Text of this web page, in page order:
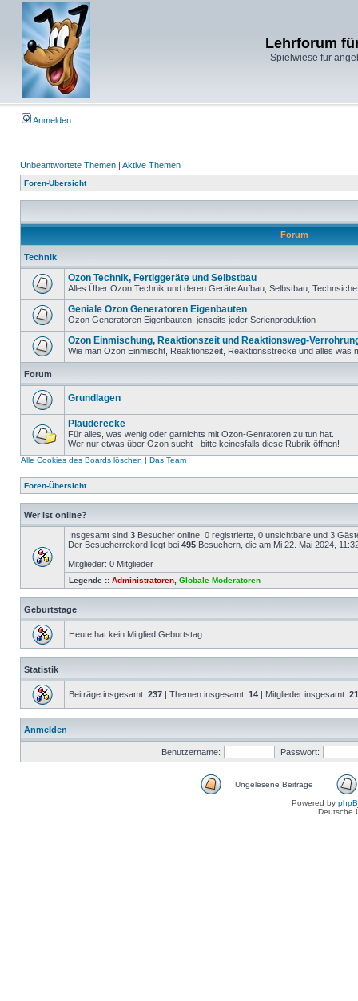
Lehrforum
Spielwiese für
Anmelden
Unbeantwortete Themen | Aktive Themen
Foren-Übersicht
Forum
Technik
Ozon Technik, Fertiggeräte und Selbstbau
Alles Über Ozon Technik und deren Geräte Aufbau, Selbstbau,
Geniale Ozon Generatoren Eigenbauten
Ozon Generatoren Eigenbauten, jenseits jeder Serienproduktion
Ozon Einmischung, Reaktionszeit und Reaktionsweg-
Wie man Ozon Einmischt, Reaktionszeit, Reaktionsstrecke und alles was
Forum
Grundlagen
Plauderecke
Für alles, was wenig oder garnichts mit Ozon-Genratoren zu tun hat.
Wer nur etwas über Ozon sucht - bitte keinesfalls diese Rubrik öffnen!
Alle Cookies des Boards löschen | Das Team
Foren-Übersicht
Wer ist online?
Insgesamt sind 3 Besucher online: 0 registrierte, 0 unsichtbare und 3
Der Besucherrekord liegt bei 495 Besuchern, die am Mi 22. Mai 2024,
Mitglieder: 0 Mitglieder
Legende :: Administratoren Globale Moderatoren
Geburtstage
Heute hat kein Mitglied Geburtstag
Statistik
Beiträge insgesamt: 237 | Themen insgesamt: 14 | Mitglieder insgesamt: 21
Anmelden
Benutzername: Passwort:
Ungelesene Beiträge
Powered by
Deutsche